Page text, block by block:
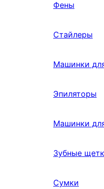
Фены
Стайлеры
Машинки
Эпиляторы
Машинки
Зубные
Сумки